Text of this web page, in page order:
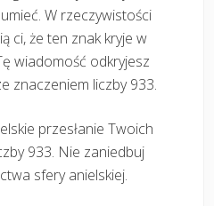
W rzeczywistości
ci, że ten znak kryje w
wiadomość odkryjesz
znaczeniem liczby 933.
przesłanie Twoich
933. Nie zaniedbuj
sfery anielskiej.